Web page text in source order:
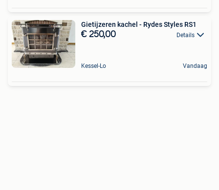
Gietijzeren kachel - Rydes Styles RS1
€ 250,00 Details
Kessel-Lo Vandaag